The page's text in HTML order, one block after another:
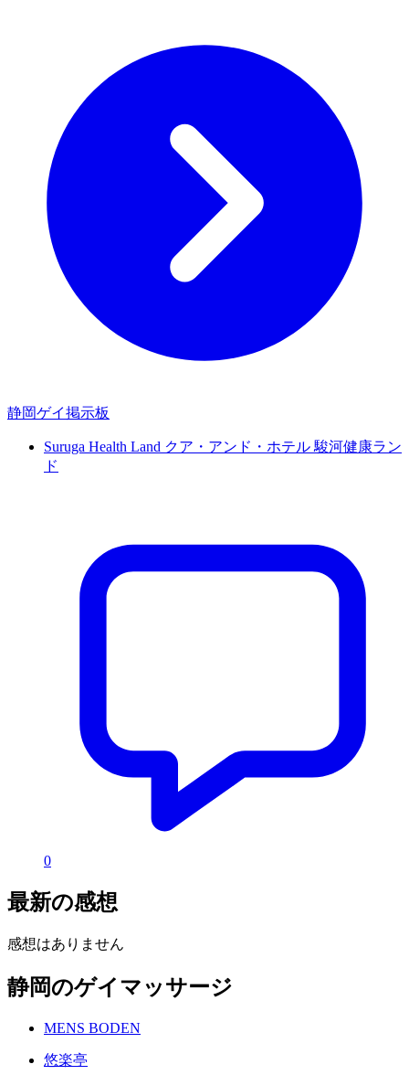
静岡ゲイ掲示板
Suruga Health Land クア・アンド・ホテル 駿河健康ラン
ド
0
最新の感想
感想はありません
静岡のゲイマッサージ
MENS BODEN
悠楽亭